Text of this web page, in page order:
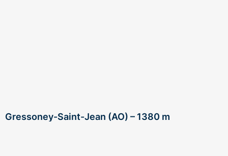
Gressoney-Saint-Jean (AO) – 1380 m